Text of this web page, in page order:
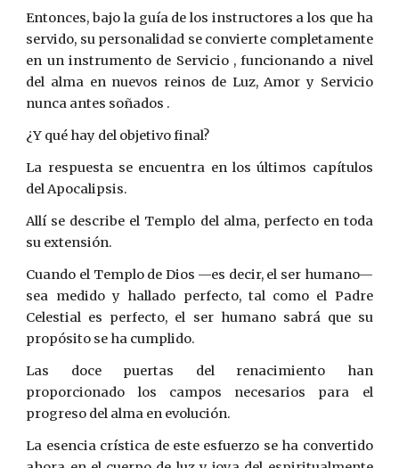
Entonces, bajo la guía de los instructores a los que ha
servido, su personalidad se convierte completamente
en un instrumento de Servicio , funcionando a nivel
del alma en nuevos reinos de Luz, Amor y Servicio
nunca antes soñados .
¿Y qué hay del objetivo final?
La respuesta se encuentra en los últimos capítulos
del Apocalipsis.
Allí se describe el Templo del alma, perfecto en toda
su extensión.
Cuando el Templo de Dios —es decir, el ser humano—
sea medido y hallado perfecto, tal como el Padre
Celestial es perfecto, el ser humano sabrá que su
propósito se ha cumplido.
Las doce puertas del renacimiento han
proporcionado los campos necesarios para el
progreso del alma en evolución.
La esencia crística de este esfuerzo se ha convertido